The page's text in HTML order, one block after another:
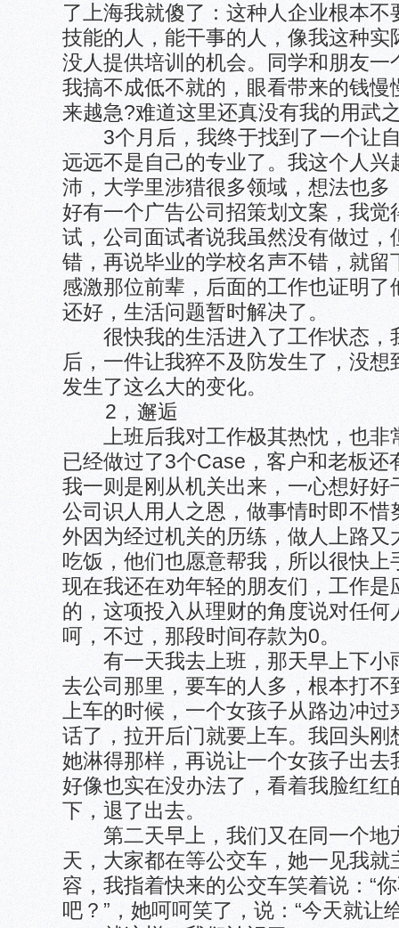
了上海我就傻了：这种人企业根本
技能的人，能干事的人，像我这种实
没人提供培训的机会。同学和朋友一
我搞不成低不就的，眼看带来的钱慢
来越急?难道这里还真没有我的用武
3个月后，我终于找到了一个让自
远远不是自己的专业了。我这个人兴
沛，大学里涉猎很多领域，想法也多
好有一个广告公司招策划文案，我觉
试，公司面试者说我虽然没有做过，
错，再说毕业的学校名声不错，就
感激那位前辈，后面的工作也证明
还好，生活问题暂时解决了。
很快我的生活进入了工作状态，
后，一件让我猝不及防发生了，没
发生了这么大的变化。
2，邂逅
上班后我对工作极其热忱，也非
已经做过了3个Case，客户和老板还
我一则是刚从机关出来，一心想好好
公司识人用人之恩，做事情时即不惜
外因为经过机关的历练，做人上路又
吃饭，他们也愿意帮我，所以很快
现在我还在劝年轻的朋友们，工作是
的，这项投入从理财的角度说对任
呵，不过，那段时间存款为0。
有一天我去上班，那天早上下小
去公司那里，要车的人多，根本打不
上车的时候，一个女孩子从路边冲
话了，拉开后门就要上车。我回头刚
她淋得那样，再说让一个女孩子出去
好像也实在没办法了，看着我脸红红
下，退了出去。
第二天早上，我们又在同一个地
天，大家都在等公交车，她一见我
容，我指着快来的公交车笑着说：“
吧？”，她呵呵笑了，说：“今天就让